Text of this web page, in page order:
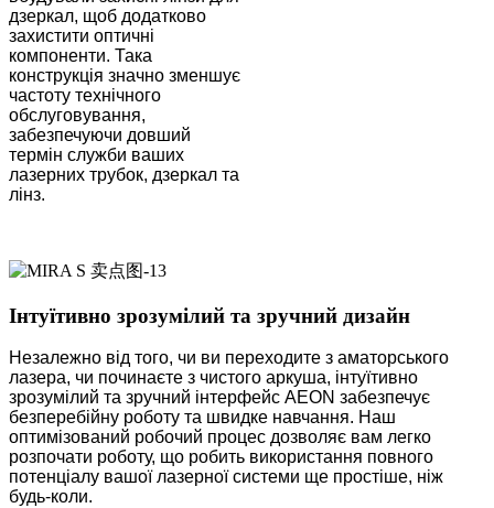
дзеркал, щоб додатково
захистити оптичні
компоненти. Така
конструкція значно зменшує
частоту технічного
обслуговування,
забезпечуючи довший
термін служби ваших
лазерних трубок, дзеркал та
лінз.
Інтуїтивно зрозумілий та зручний дизайн
Незалежно від того, чи ви переходите з аматорського
лазера, чи починаєте з чистого аркуша, інтуїтивно
зрозумілий та зручний інтерфейс AEON забезпечує
безперебійну роботу та швидке навчання. Наш
оптимізований робочий процес дозволяє вам легко
розпочати роботу, що робить використання повного
потенціалу вашої лазерної системи ще простіше, ніж
будь-коли.